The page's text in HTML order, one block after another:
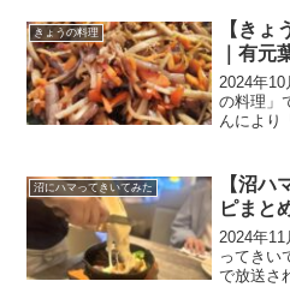
さんの
120年の
きょうの料理
【きょ
｜有元
2024年
の料理」
んにより
チンで
えをして...
沼にハマってきいてみた
【沼ハ
ピまと
2024年
ってきい
で放送さ